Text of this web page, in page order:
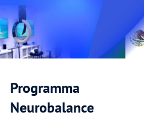
Programma
Neurobalance